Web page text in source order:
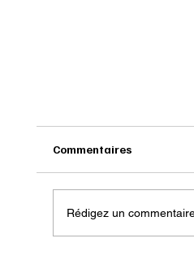
Onatera : Pour
Commentaires
Rédigez un